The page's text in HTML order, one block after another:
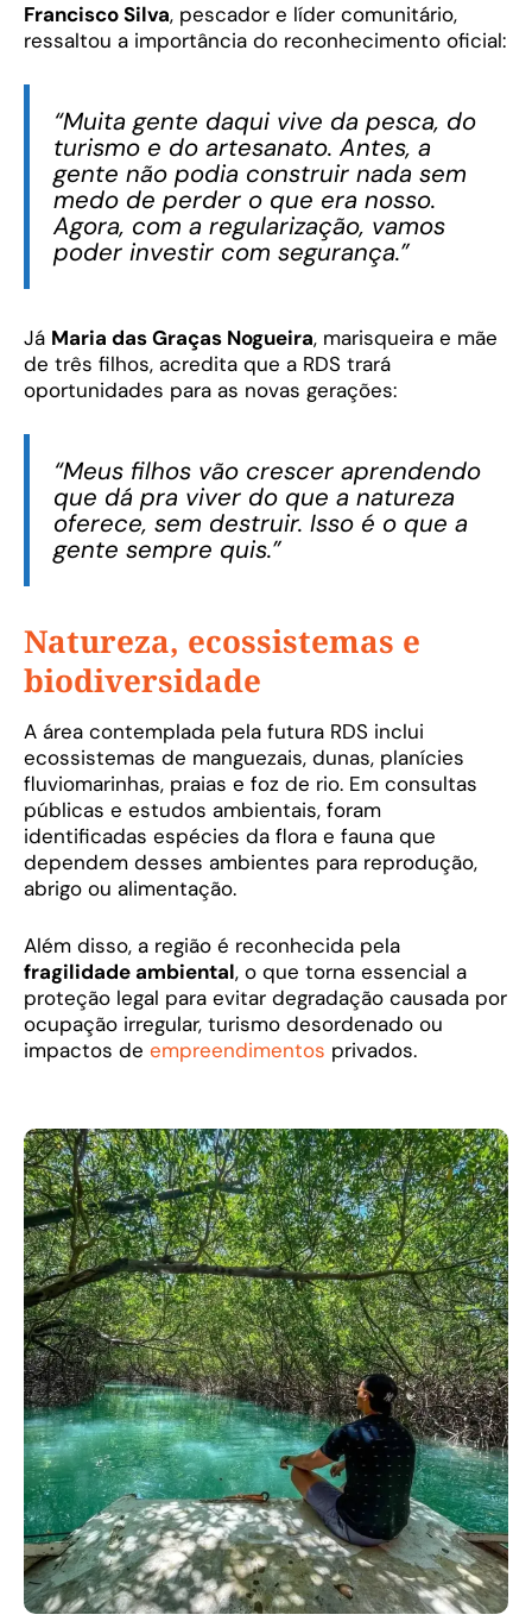
Francisco Silva, pescador e líder comunitário,
ressaltou a importância do reconhecimento oficial:
“Muita gente daqui vive da pesca, do
turismo e do artesanato. Antes, a
gente não podia construir nada sem
medo de perder o que era nosso.
Agora, com a regularização, vamos
poder investir com segurança.”
Já Maria das Graças Nogueira, marisqueira e mãe
de três filhos, acredita que a RDS trará
oportunidades para as novas gerações:
“Meus filhos vão crescer aprendendo
que dá pra viver do que a natureza
oferece, sem destruir. Isso é o que a
gente sempre quis.”
Natureza, ecossistemas e
biodiversidade
A área contemplada pela futura RDS inclui
ecossistemas de manguezais, dunas, planícies
fluviomarinhas, praias e foz de rio. Em consultas
públicas e estudos ambientais, foram
identificadas espécies da flora e fauna que
dependem desses ambientes para reprodução,
abrigo ou alimentação.
Além disso, a região é reconhecida pela
fragilidade ambiental, o que torna essencial a
proteção legal para evitar degradação causada por
ocupação irregular, turismo desordenado ou
impactos de empreendimentos privados.